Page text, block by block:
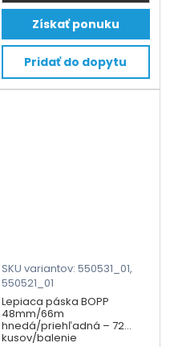
Tento
produkt
má
viacero
variantov.
Získať ponuku
Pridať do dopytu
SKU variantov: 550531_01,
550521_01
Lepiaca páska BOPP
48mm/66m
hnedá/priehľadná – 72
kusov/balenie